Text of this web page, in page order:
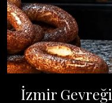
İzmir Gevreği